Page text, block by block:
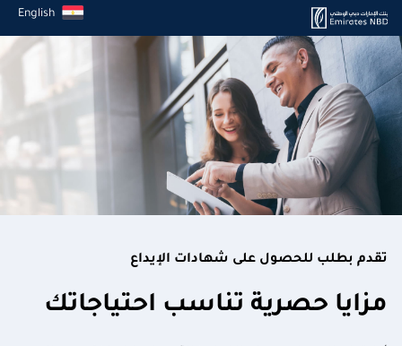
English
تقدم بطلب للحصول على شهادات الإيداع
مزايا حصرية تناسب احتياجاتك